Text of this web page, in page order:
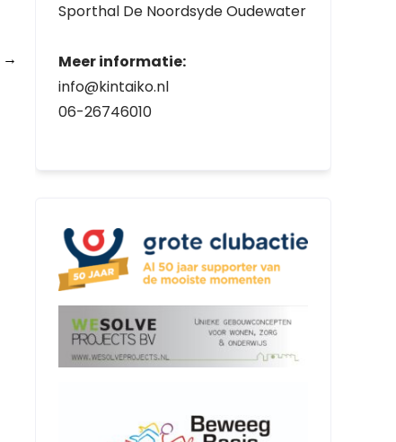
→
Sporthal De Noordsyde Oudewater
Meer informatie:
info@kintaiko.nl
06-26746010